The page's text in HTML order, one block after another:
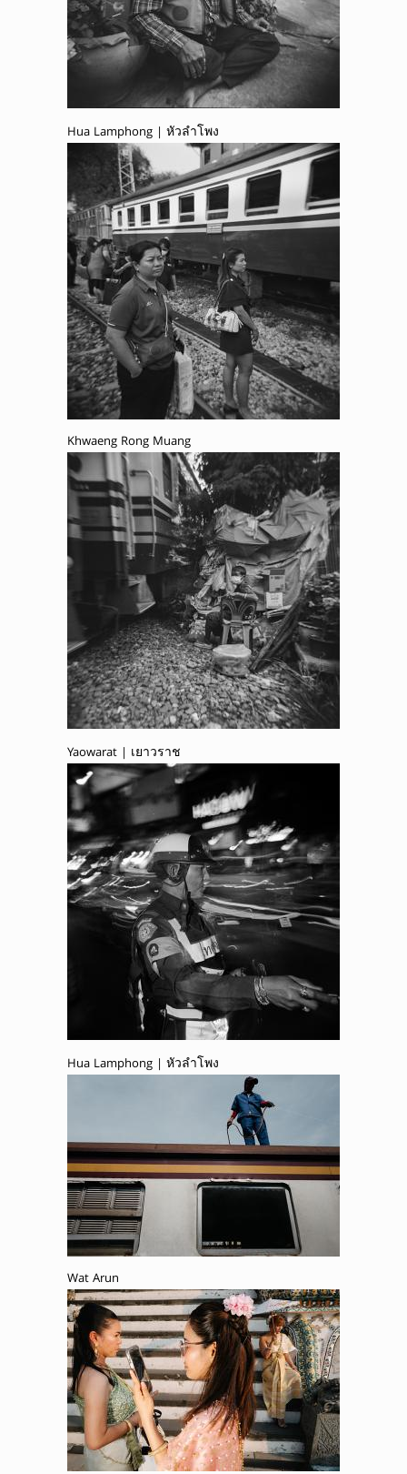
Hua Lamphong | หัวลำโพง
Khwaeng Rong Muang
Yaowarat | เยาวราช
Hua Lamphong | หัวลำโพง
Wat Arun